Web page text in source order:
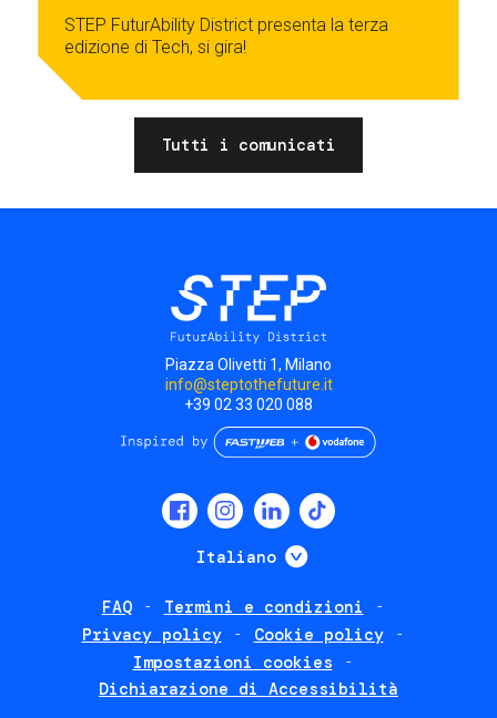
STEP FuturAbility District presenta la terza
edizione di Tech, si gira!
Tutti i comunicati
Piazza Olivetti 1, Milano
info@steptothefuture.it
+39 02 33 020 088
Italiano Mostra ulteriori
FAQ
Termini e condizioni
Privacy policy
Cookie policy
Impostazioni cookies
Dichiarazione di Accessibilità